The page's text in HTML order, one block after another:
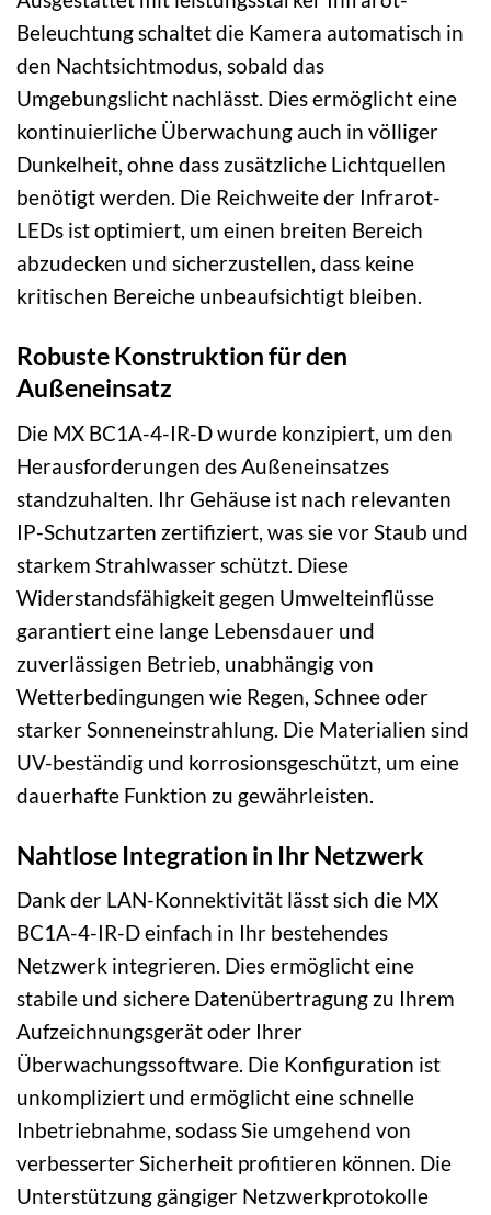
Beleuchtung schaltet die Kamera automatisch in
den Nachtsichtmodus, sobald das
Umgebungslicht nachlässt. Dies ermöglicht eine
kontinuierliche Überwachung auch in völliger
Dunkelheit, ohne dass zusätzliche Lichtquellen
benötigt werden. Die Reichweite der Infrarot-
LEDs ist optimiert, um einen breiten Bereich
abzudecken und sicherzustellen, dass keine
kritischen Bereiche unbeaufsichtigt bleiben.
Robuste Konstruktion für den
Außeneinsatz
Die MX BC1A-4-IR-D wurde konzipiert, um den
Herausforderungen des Außeneinsatzes
standzuhalten. Ihr Gehäuse ist nach relevanten
IP-Schutzarten zertifiziert, was sie vor Staub und
starkem Strahlwasser schützt. Diese
Widerstandsfähigkeit gegen Umwelteinflüsse
garantiert eine lange Lebensdauer und
zuverlässigen Betrieb, unabhängig von
Wetterbedingungen wie Regen, Schnee oder
starker Sonneneinstrahlung. Die Materialien sind
UV-beständig und korrosionsgeschützt, um eine
dauerhafte Funktion zu gewährleisten.
Nahtlose Integration in Ihr Netzwerk
Dank der LAN-Konnektivität lässt sich die MX
BC1A-4-IR-D einfach in Ihr bestehendes
Netzwerk integrieren. Dies ermöglicht eine
stabile und sichere Datenübertragung zu Ihrem
Aufzeichnungsgerät oder Ihrer
Überwachungssoftware. Die Konfiguration ist
unkompliziert und ermöglicht eine schnelle
Inbetriebnahme, sodass Sie umgehend von
verbesserter Sicherheit profitieren können. Die
Unterstützung gängiger Netzwerkprotokolle